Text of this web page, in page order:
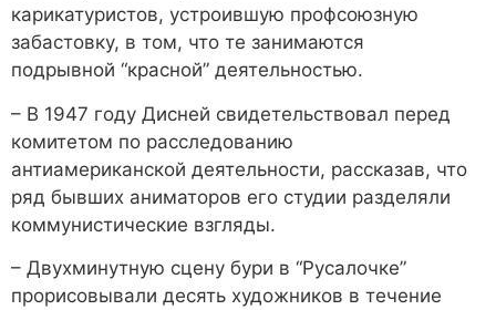
карикатуристов, устроившую профсоюзную
забастовку, в том, что те занимаются
подрывной “красной” деятельностью.
– В 1947 году Дисней свидетельствовал перед
комитетом по расследованию
антиамериканской деятельности, рассказав, что
ряд бывших аниматоров его студии разделяли
коммунистические взгляды.
– Двухминутную сцену бури в “Русалочке”
прорисовывали десять художников в течение